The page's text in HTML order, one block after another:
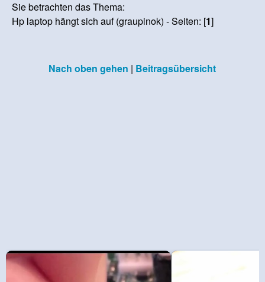
Sie betrachten das Thema:
Hp laptop hängt sich auf (graupinok) - Seiten: [1]
Nach oben gehen | Beitragsübersicht